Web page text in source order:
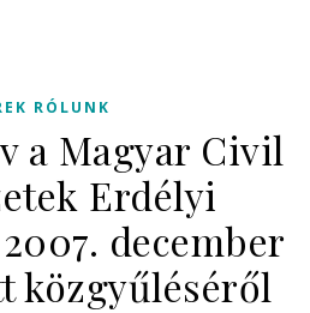
RÓLUNK
a Magyar Civil
Erdélyi
december
közgyűléséről